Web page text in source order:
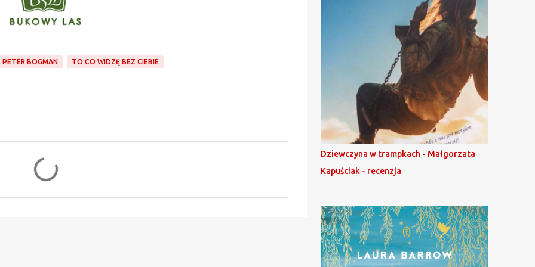
PETER BOGMAN TO CO WIDZĘ BEZ CIEBIE
Dziewczyna w trampkach - Małgorzata
Kapuściak - recenzja